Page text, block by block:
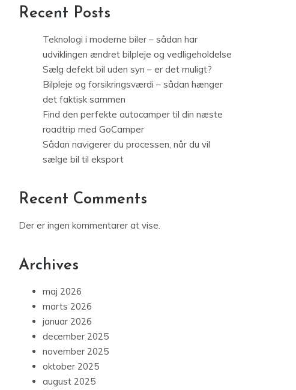
Recent Posts
Teknologi i moderne biler – sådan har
udviklingen ændret bilpleje og vedligeholdelse
Sælg defekt bil uden syn – er det muligt?
Bilpleje og forsikringsværdi – sådan hænger
det faktisk sammen
Find den perfekte autocamper til din næste
roadtrip med GoCamper
Sådan navigerer du processen, når du vil
sælge bil til eksport
Recent Comments
Der er ingen kommentarer at vise.
Archives
maj 2026
marts 2026
januar 2026
december 2025
november 2025
oktober 2025
august 2025